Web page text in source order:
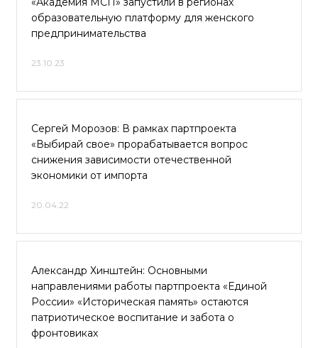
образовательную платформу для женского
предпринимательства
23.10.23
Сергей Морозов: В рамках партпроекта
«Выбирай свое» прорабатывается вопрос
снижения зависимости отечественной
экономики от импорта
20.04.22
Александр Хинштейн: Основными
направлениями работы партпроекта «Единой
России» «Историческая память» остаются
патриотическое воспитание и забота о
фронтовиках